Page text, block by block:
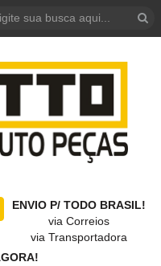
ENVIO P/ TODO BRASIL!
via Correios
via Transportadora